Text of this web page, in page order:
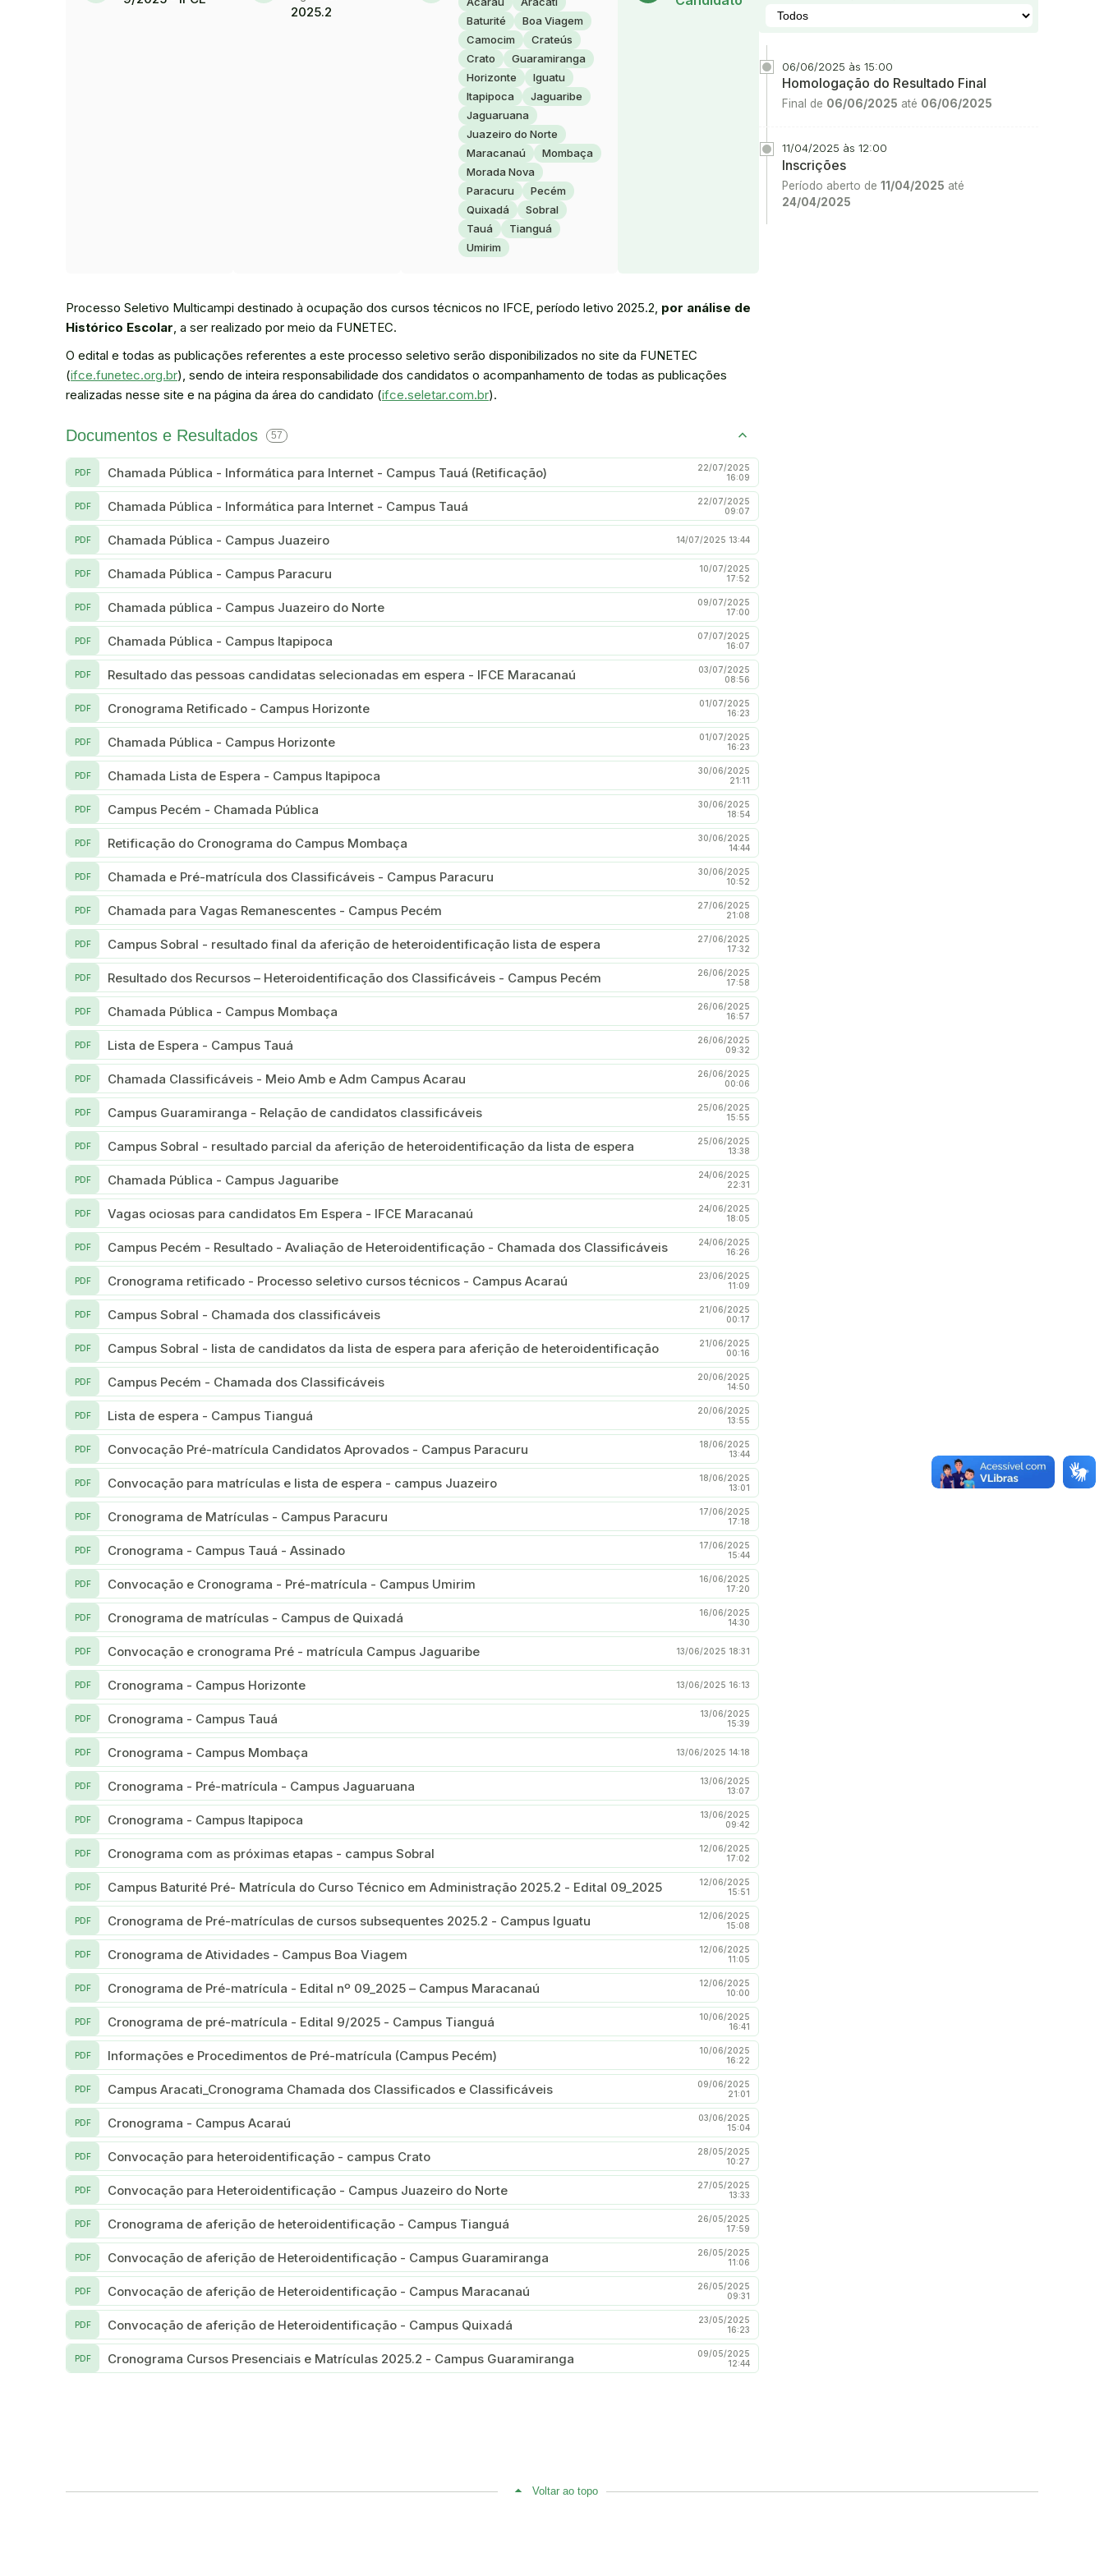
2025.2
Baturité
Boa Viagem
Camocim
Crateús
Crato
Guaramiranga
Horizonte
Iguatu
Itapipoca
Jaguaribe
Jaguaruana
Juazeiro do Norte
Maracanaú
Mombaça
Morada Nova
Paracuru
Pecém
Quixadá
Sobral
Tauá
Tianguá
Umirim
Processo Seletivo Multicampi destinado à ocupação dos cursos técnicos no IFCE, período letivo 2025.2, por análise de
Histórico Escolar, a ser realizado por meio da FUNETEC.
O edital e todas as publicações referentes a este processo seletivo serão disponibilizados no site da FUNETEC
(ifce.funetec.org.br), sendo de inteira responsabilidade dos candidatos o acompanhamento de todas as publicações
realizadas nesse site e na página da área do candidato (ifce.seletar.com.br).
Documentos e Resultados 57
Chamada Pública - Informática para Internet - Campus Tauá (Retificação)
PDF
22/07/2025
16:09
Chamada Pública - Informática para Internet - Campus Tauá
PDF
22/07/2025
09:07
Chamada Pública - Campus Juazeiro
PDF 14/07/2025 13:44
Chamada Pública - Campus Paracuru
PDF
10/07/2025
17:52
Chamada pública - Campus Juazeiro do Norte
PDF
09/07/2025
17:00
Chamada Pública - Campus Itapipoca
PDF
07/07/2025
16:07
Resultado das pessoas candidatas selecionadas em espera - IFCE Maracanaú
PDF
03/07/2025
08:56
Cronograma Retificado - Campus Horizonte
PDF
01/07/2025
16:23
Chamada Pública - Campus Horizonte
PDF
01/07/2025
16:23
Chamada Lista de Espera - Campus Itapipoca
PDF
30/06/2025
21:11
Campus Pecém - Chamada Pública
PDF
30/06/2025
18:54
Retificação do Cronograma do Campus Mombaça
PDF
30/06/2025
14:44
Chamada e Pré-matrícula dos Classificáveis - Campus Paracuru
PDF
30/06/2025
10:52
Chamada para Vagas Remanescentes - Campus Pecém
PDF
27/06/2025
21:08
Campus Sobral - resultado final da aferição de heteroidentificação lista de espera
PDF
27/06/2025
17:32
Resultado dos Recursos – Heteroidentificação dos Classificáveis - Campus Pecém
PDF
26/06/2025
17:58
Chamada Pública - Campus Mombaça
PDF
26/06/2025
16:57
Lista de Espera - Campus Tauá
PDF
26/06/2025
09:32
Chamada Classificáveis - Meio Amb e Adm Campus Acarau
PDF
26/06/2025
00:06
Campus Guaramiranga - Relação de candidatos classificáveis
PDF
25/06/2025
15:55
Campus Sobral - resultado parcial da aferição de heteroidentificação da lista de espera
PDF
25/06/2025
13:38
Chamada Pública - Campus Jaguaribe
PDF
24/06/2025
22:31
Vagas ociosas para candidatos Em Espera - IFCE Maracanaú
PDF
24/06/2025
18:05
Campus Pecém - Resultado - Avaliação de Heteroidentificação - Chamada dos Classificáveis
PDF
24/06/2025
16:26
Cronograma retificado - Processo seletivo cursos técnicos - Campus Acaraú
PDF
23/06/2025
11:09
Campus Sobral - Chamada dos classificáveis
PDF
21/06/2025
00:17
Campus Sobral - lista de candidatos da lista de espera para aferição de heteroidentificação
PDF
21/06/2025
00:16
Campus Pecém - Chamada dos Classificáveis
PDF
20/06/2025
14:50
Lista de espera - Campus Tianguá
PDF
20/06/2025
13:55
Convocação Pré-matrícula Candidatos Aprovados - Campus Paracuru
PDF
18/06/2025
13:44
Convocação para matrículas e lista de espera - campus Juazeiro
PDF
18/06/2025
13:01
Cronograma de Matrículas - Campus Paracuru
PDF
17/06/2025
17:18
Cronograma - Campus Tauá - Assinado
PDF
17/06/2025
15:44
Convocação e Cronograma - Pré-matrícula - Campus Umirim
PDF
16/06/2025
17:20
Cronograma de matrículas - Campus de Quixadá
PDF
16/06/2025
14:30
Convocação e cronograma Pré - matrícula Campus Jaguaribe
PDF 13/06/2025 18:31
Cronograma - Campus Horizonte
PDF 13/06/2025 16:13
Cronograma - Campus Tauá
PDF
13/06/2025
15:39
Cronograma - Campus Mombaça
PDF 13/06/2025 14:18
Cronograma - Pré-matrícula - Campus Jaguaruana
PDF
13/06/2025
13:07
Cronograma - Campus Itapipoca
PDF
13/06/2025
09:42
Cronograma com as próximas etapas - campus Sobral
PDF
12/06/2025
17:02
Campus Baturité Pré- Matrícula do Curso Técnico em Administração 2025.2 - Edital 09_2025
PDF
12/06/2025
15:51
Cronograma de Pré-matrículas de cursos subsequentes 2025.2 - Campus Iguatu
PDF
12/06/2025
15:08
Cronograma de Atividades - Campus Boa Viagem
PDF
12/06/2025
11:05
Cronograma de Pré-matrícula - Edital nº 09_2025 – Campus Maracanaú
PDF
12/06/2025
10:00
Cronograma de pré-matrícula - Edital 9/2025 - Campus Tianguá
PDF
10/06/2025
16:41
Informações e Procedimentos de Pré-matrícula (Campus Pecém)
PDF
10/06/2025
16:22
Campus Aracati_Cronograma Chamada dos Classificados e Classificáveis
PDF
09/06/2025
21:01
Cronograma - Campus Acaraú
PDF
03/06/2025
15:04
Convocação para heteroidentificação - campus Crato
PDF
28/05/2025
10:27
Convocação para Heteroidentificação - Campus Juazeiro do Norte
PDF
27/05/2025
13:33
Cronograma de aferição de heteroidentificação - Campus Tianguá
PDF
26/05/2025
17:59
Convocação de aferição de Heteroidentificação - Campus Guaramiranga
PDF
26/05/2025
11:06
Convocação de aferição de Heteroidentificação - Campus Maracanaú
PDF
26/05/2025
09:31
Convocação de aferição de Heteroidentificação - Campus Quixadá
PDF
23/05/2025
16:23
Cronograma Cursos Presenciais e Matrículas 2025.2 - Campus Guaramiranga
PDF
09/05/2025
12:44
06/06/2025 às 15:00
Homologação do Resultado Final
Final de 06/06/2025 até 06/06/2025
11/04/2025 às 12:00
Inscrições
Período aberto de 11/04/2025 até
24/04/2025
Voltar ao topo